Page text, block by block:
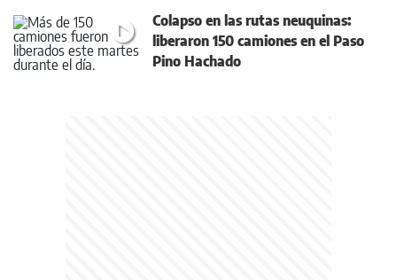
Colapso en las rutas neuquinas:
liberaron 150 camiones en el Paso
Pino Hachado